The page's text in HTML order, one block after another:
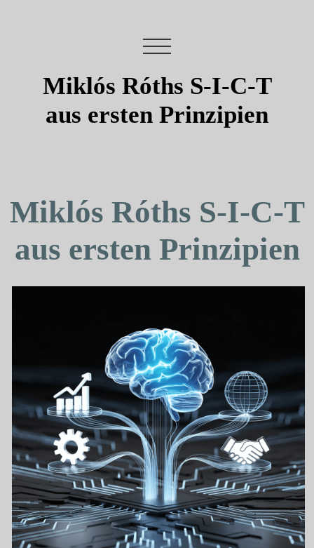
Miklós Róths S-I-C-T
aus ersten Prinzipien
Miklós Róths S-I-C-T
aus ersten Prinzipien